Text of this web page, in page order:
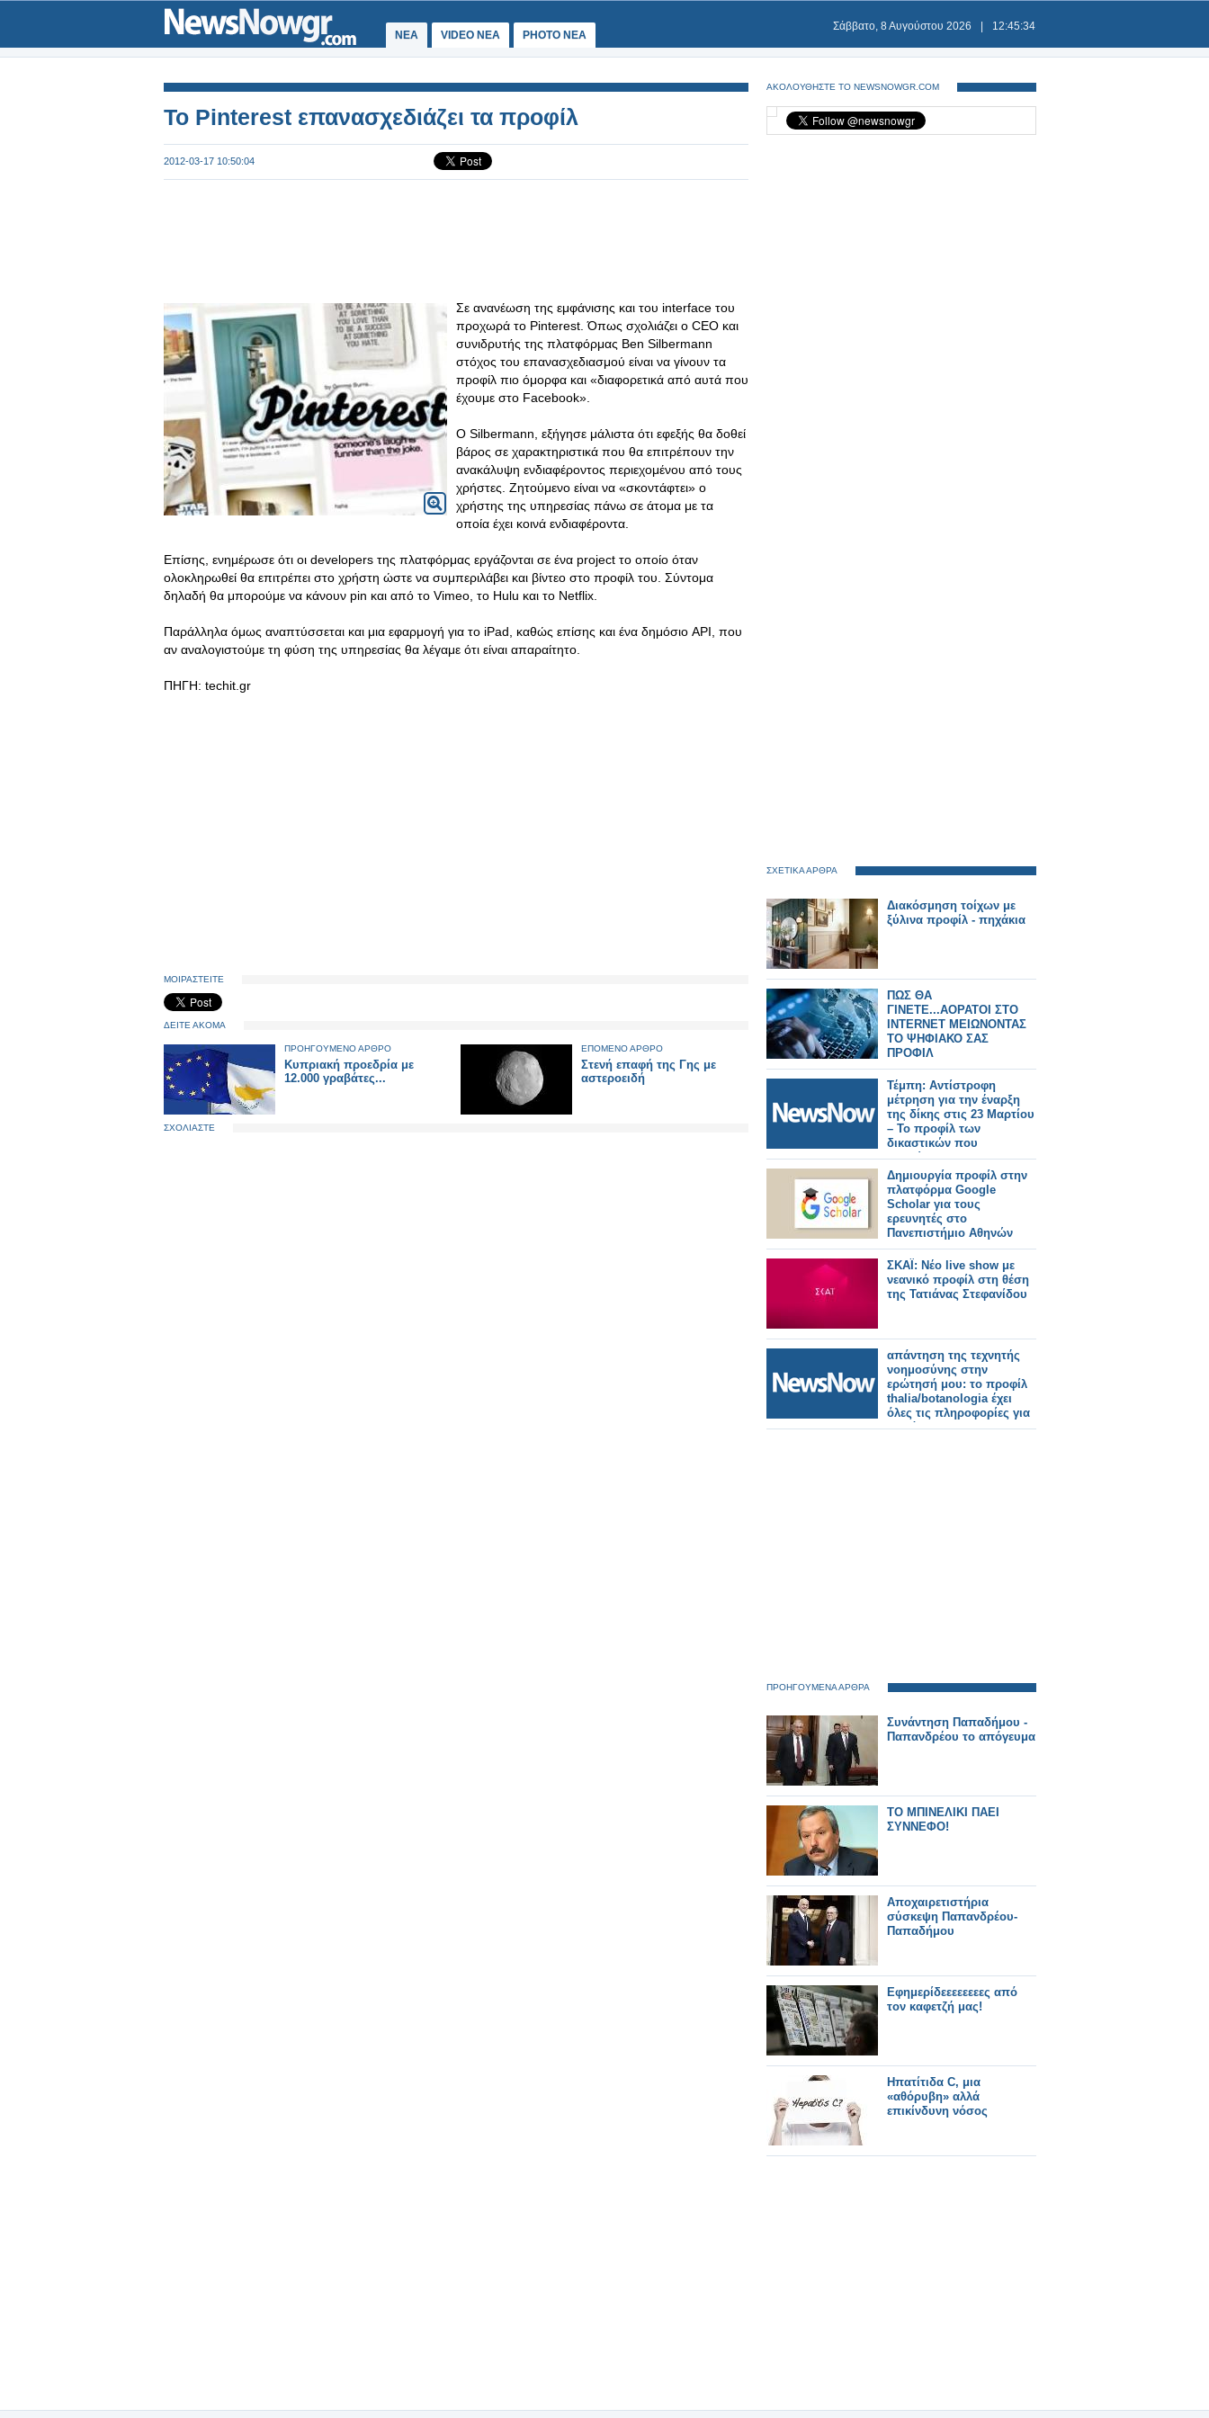
ΝΕΑ VIDEO NEA PHOTO NEA
Σάββατο, 8 Αυγούστου 2026 12:45:34
Το Pinterest επανασχεδιάζει τα προφίλ
2012-03-17 10:50:04
Σε ανανέωση της εμφάνισης και του interface του
προχωρά το Pinterest. Όπως σχολιάζει ο CEO και
συνιδρυτής της πλατφόρμας Ben Silbermann
στόχος του επανασχεδιασμού είναι να γίνουν τα
προφίλ πιο όμορφα και «διαφορετικά από αυτά που
έχουμε στο Facebook».
Ο Silbermann, εξήγησε μάλιστα ότι εφεξής θα δοθεί
βάρος σε χαρακτηριστικά που θα επιτρέπουν την
ανακάλυψη ενδιαφέροντος περιεχομένου από τους
χρήστες. Ζητούμενο είναι να «σκοντάφτει» ο
χρήστης της υπηρεσίας πάνω σε άτομα με τα
οποία έχει κοινά ενδιαφέροντα.
Επίσης, ενημέρωσε ότι οι developers της πλατφόρμας εργάζονται σε ένα project το οποίο όταν
ολοκληρωθεί θα επιτρέπει στο χρήστη ώστε να συμπεριλάβει και βίντεο στο προφίλ του. Σύντομα
δηλαδή θα μπορούμε να κάνουν pin και από το Vimeo, το Hulu και το Netflix.
Παράλληλα όμως αναπτύσσεται και μια εφαρμογή για το iPad, καθώς επίσης και ένα δημόσιο API, που
αν αναλογιστούμε τη φύση της υπηρεσίας θα λέγαμε ότι είναι απαραίτητο.
ΠΗΓΗ: techit.gr
ΜΟΙΡΑΣΤΕΙΤΕ
ΔΕΙΤΕ ΑΚΟΜΑ
ΠΡΟΗΓΟΥΜΕΝΟ ΑΡΘΡΟ
Κυπριακή προεδρία με
12.000 γραβάτες...
ΕΠΟΜΕΝΟ ΑΡΘΡΟ
Στενή επαφή της Γης με
αστεροειδή
ΣΧΟΛΙΑΣΤΕ
ΑΚΟΛΟΥΘΗΣΤΕ ΤΟ NEWSNOWGR.COM
ΣΧΕΤΙΚΑ ΑΡΘΡΑ
Διακόσμηση τοίχων με
ξύλινα προφίλ - πηχάκια
ΠΩΣ ΘΑ
ΓΙΝΕΤΕ...ΑΟΡΑΤΟΙ ΣΤΟ
INTERNET ΜΕΙΩΝΟΝΤΑΣ
ΤΟ ΨΗΦΙΑΚΟ ΣΑΣ
ΠΡΟΦΙΛ
Τέμπη: Αντίστροφη
μέτρηση για την έναρξη
της δίκης στις 23 Μαρτίου
– Το προφίλ των
δικαστικών που
κληρώθηκαν στην
«καυτή» έδρα
Δημιουργία προφίλ στην
πλατφόρμα Google
Scholar για τους
ερευνητές στο
Πανεπιστήμιο Αθηνών
ΣΚΑΪ: Νέο live show με
νεανικό προφίλ στη θέση
της Τατιάνας Στεφανίδου
απάντηση της τεχνητής
νοημοσύνης στην
ερώτησή μου: το προφίλ
thalia/botanologia έχει
όλες τις πληροφορίες για
τα βότανα;
ΠΡΟΗΓΟΥΜΕΝΑ ΑΡΘΡΑ
Συνάντηση Παπαδήμου -
Παπανδρέου το απόγευμα
ΤΟ ΜΠΙΝΕΛΙΚΙ ΠΑΕΙ
ΣΥΝΝΕΦΟ!
Αποχαιρετιστήρια
σύσκεψη Παπανδρέου-
Παπαδήμου
Εφημερίδεεεεεεεες από
τον καφετζή μας!
Ηπατίτιδα C, μια
«αθόρυβη» αλλά
επικίνδυνη νόσος